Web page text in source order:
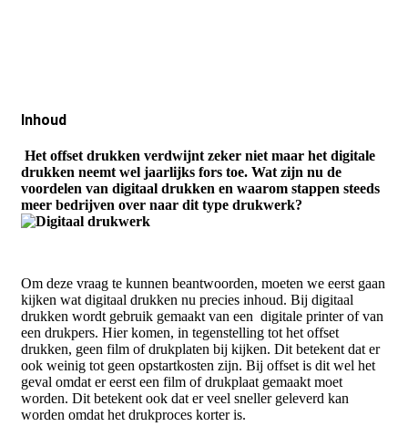
Inhoud
Het offset drukken verdwijnt zeker niet maar het digitale
drukken neemt wel jaarlijks fors toe. Wat zijn nu de
voordelen van digitaal drukken en waarom stappen steeds
meer bedrijven over naar dit type drukwerk?
Om deze vraag te kunnen beantwoorden, moeten we eerst gaan
kijken wat digitaal drukken nu precies inhoud. Bij digitaal
drukken wordt gebruik gemaakt van een digitale printer of van
een drukpers. Hier komen, in tegenstelling tot het offset
drukken, geen film of drukplaten bij kijken. Dit betekent dat er
ook weinig tot geen opstartkosten zijn. Bij offset is dit wel het
geval omdat er eerst een film of drukplaat gemaakt moet
worden. Dit betekent ook dat er veel sneller geleverd kan
worden omdat het drukproces korter is.